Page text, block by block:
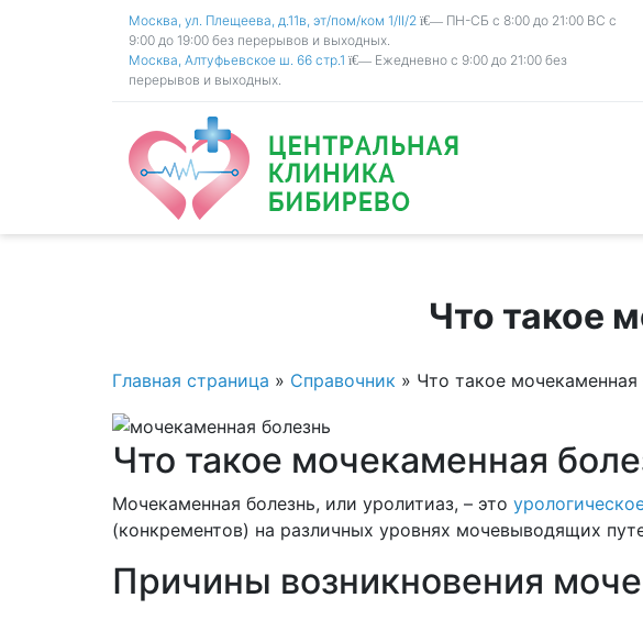
Москва, ул. Плещеева, д.11в, эт/пом/ком 1/II/2
ПН-СБ с 8:00 до 21:00 ВС с
9:00 до 19:00 без перерывов и выходных.
Москва, Алтуфьевское ш. 66 стр.1
Ежедневно с 9:00 до 21:00 без
перерывов и выходных.
Что такое
Главная страница » Справочник » Что такое мочекаменная
Что такое мочекаменная
Мочекаменная болезнь, или уролитиаз, – это
(конкрементов) на различных уровнях мочевыводящих
Причины возникновения